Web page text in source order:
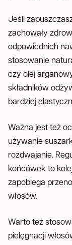
Jeśli
zachowały
odpowiednich
stosowanie
czy olej
składników
bardziej
Ważna jest też
używanie
rozdwajanie.
końcówek to
zapobiega
włosów.
Warto też
pielęgnacji